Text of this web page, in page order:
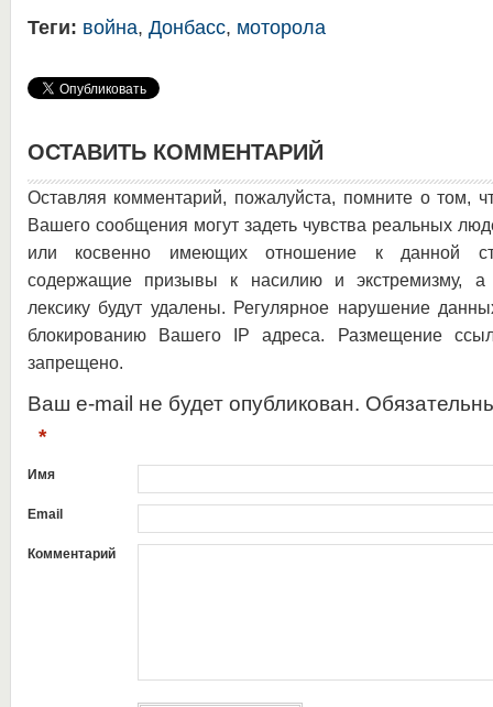
Теги: война, Донбасс, моторола
ОСТАВИТЬ КОММЕНТАРИЙ
Оставляя комментарий, пожалуйста, помните о том,
Вашего сообщения могут задеть чувства реальных
или косвенно имеющих отношение к данной
содержащие призывы к насилию и экстремизму, а
лексику будут удалены. Регулярное нарушение
блокированию Вашего IP адреса. Размещение
запрещено.
Ваш e-mail не будет опубликован.
*
Имя
Email
Комментарий